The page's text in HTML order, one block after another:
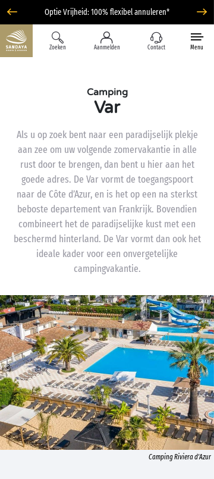
Optie Vrijheid: 100% flexibel annuleren*
Zoeken Aanmelden Contact Menu
Camping
Var
Als u op zoek bent naar een paradijselijk plekje
aan zee om uw volgende zomervakantie in alle
rust door te brengen, dan bent u hier aan het
goede adres. De Var vormt de toegangspoort
naar de Côte d’Azur, en is het op een na sterkst
beboste departement van Frankrijk. Bovendien
combineert het de paradijselijke kust met een
beschermd hinterland. De Var vormt dan ook het
ideale kader voor een onvergetelijke
campingvakantie.
Camping Riviera d'Azur